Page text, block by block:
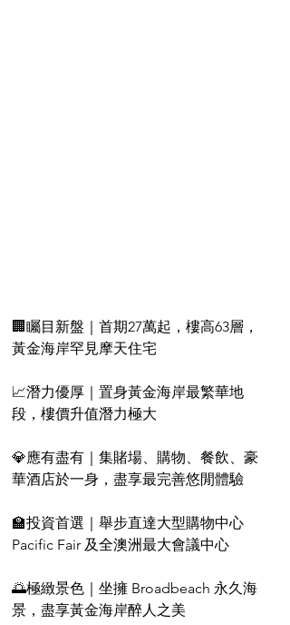
🏢矚目新盤｜首期27萬起，樓高63層，
黃金海岸罕見摩天住宅
📈潛力優厚｜置身黃金海岸最繁華地
段，樓價升值潛力極大
💎應有盡有｜集賭場、購物、餐飲、豪
華酒店於一身，盡享最完善悠閒體驗
🏫投資首選｜舉步直達大型購物中心
Pacific Fair 及全澳洲最大會議中心
🌅極緻景色｜坐擁 Broadbeach 永久海
景，盡享黃金海岸醉人之美